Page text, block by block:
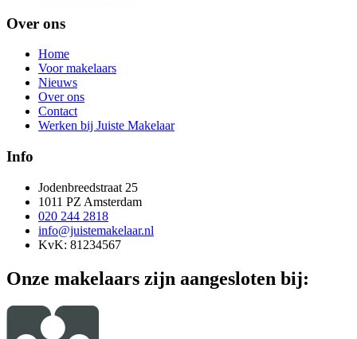
Over ons
Home
Voor makelaars
Nieuws
Over ons
Contact
Werken bij Juiste Makelaar
Info
Jodenbreedstraat 25
1011 PZ Amsterdam
020 244 2818
info@juistemakelaar.nl
KvK: 81234567
Onze makelaars zijn aangesloten bij: